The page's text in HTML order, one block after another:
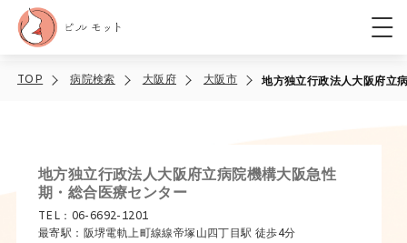
TOP 病院検索 大阪府 大阪市 地方独立行政法人大阪府立
地方独立行政法人大阪府立病院機構大阪急性
期・総合医療センター
TEL：06-6692-1201
最寄駅：阪堺電軌上町線線帝塚山四丁目駅 徒歩4分